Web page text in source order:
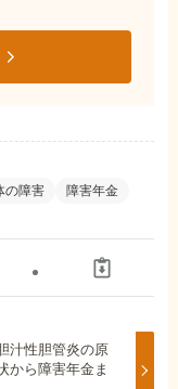
の障害 障害年金
汁性胆管炎の原
から障害年金ま